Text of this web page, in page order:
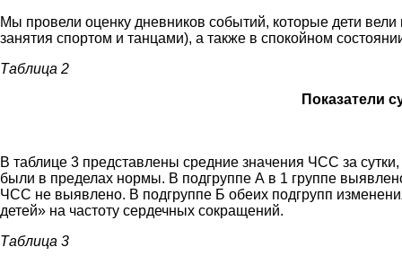
Мы провели оценку дневников событий, которые дети
занятия спортом и танцами), а также в спокойном
Таблица 2
Показатели
В таблице 3 представлены средние значения ЧСС за
были в пределах нормы. В подгруппе А в 1 группе
ЧСС не выявлено. В подгруппе Б обеих подгрупп
детей» на частоту сердечных сокращений.
Таблица 3